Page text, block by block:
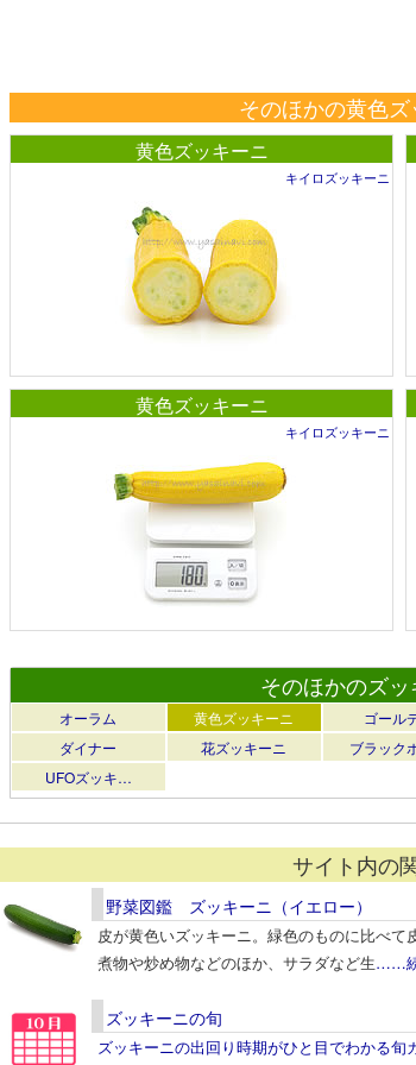
そのほかの黄色
黄色ズッキーニ
キイロズッキーニ
黄色ズッキーニ
キイロズッキーニ
そのほかのズ
オーラム 黄色ズッキーニ ゴール
ダイナー
花ズッキーニ ブラック
UFOズッキ…
サイト内の
野菜図鑑 ズッキーニ（イエロー）
皮が黄色いズッキーニ。緑色のものに比べて
煮物や炒め物などのほか、サラダなど生……
ズッキーニの旬
ズッキーニの出回り時期がひと目でわかる旬